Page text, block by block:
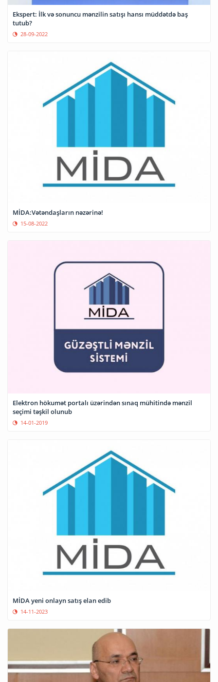
Ekspert: İlk və sonuncu mənzilin satışı hansı müddətdə baş
tutub?
28-09-2022
MİDA:Vətəndaşların nəzərinə!
15-08-2022
Elektron hökumət portalı üzərindən sınaq mühitində mənzil
seçimi təşkil olunub
14-01-2019
MİDA yeni onlayn satış elan edib
14-11-2023